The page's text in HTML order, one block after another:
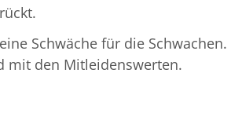
Schwäche für die Schwachen.
mit den Mitleidenswerten.